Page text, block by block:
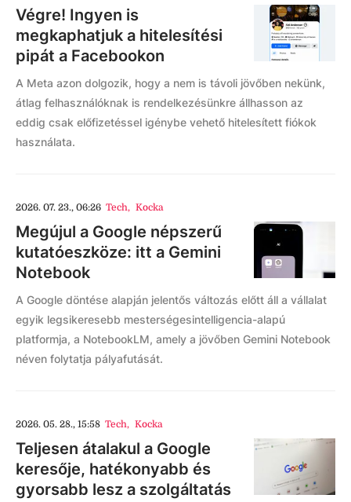
Végre! Ingyen is
megkaphatjuk a hitelesítési
pipát a Facebookon
A Meta azon dolgozik, hogy a nem is távoli jövőben nekünk,
átlag felhasználóknak is rendelkezésünkre állhasson az
eddig csak előfizetéssel igénybe vehető hitelesített fiókok
használata.
2026. 07. 23., 06:26 Tech, Kocka
Megújul a Google népszerű
kutatóeszköze: itt a Gemini
Notebook
A Google döntése alapján jelentős változás előtt áll a vállalat
egyik legsikeresebb mesterségesintelligencia-alapú
platformja, a NotebookLM, amely a jövőben Gemini Notebook
néven folytatja pályafutását.
2026. 05. 28., 15:58 Tech, Kocka
Teljesen átalakul a Google
keresője, hatékonyabb és
gyorsabb lesz a szolgáltatás